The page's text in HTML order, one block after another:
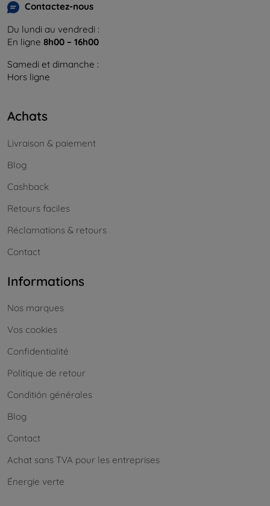
Contactez-nous
Du lundi au vendredi :
En ligne 8h00 – 16h00
Samedi et dimanche :
Hors ligne
Achats
Livraison & paiement
Blog
Cashback
Retours faciles
Réclamations & retours
Contact
Informations
Nos marques
Vos cookies
Confidentialité
Politique de retour
Conditión générales
Blog
Contact
Achat sans TVA pour les entreprises
Énergie verte